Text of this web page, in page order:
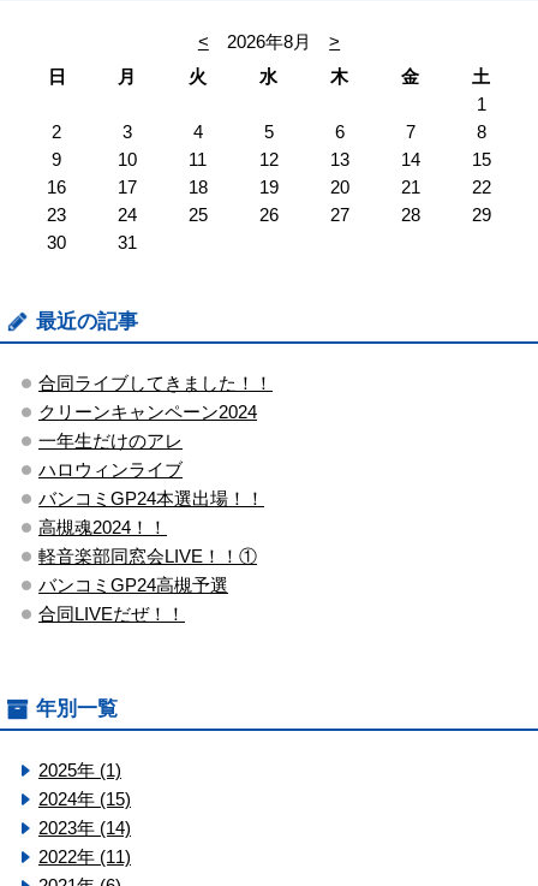
< 2026年8月
>
日
月 火 水 木 金
土
1
2
3 4 5 6 7
8
9
10 11 12 13 14
15
16
17 18 19 20 21
22
23
24 25 26 27 28
29
30
31
最近の記事
合同ライブしてきました！！
クリーンキャンペーン2024
一年生だけのアレ
ハロウィンライブ
バンコミGP24本選出場！！
高槻魂2024！！
軽音楽部同窓会LIVE！！①
バンコミGP24高槻予選
合同LIVEだぜ！！
年別一覧
2025年 (1)
2024年 (15)
2023年 (14)
2022年 (11)